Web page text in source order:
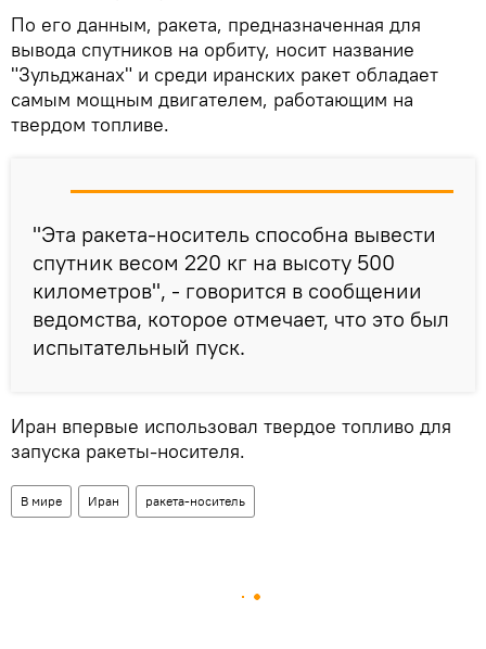
По его данным, ракета, предназначенная для
вывода спутников на орбиту, носит название
"Зульджанах" и среди иранских ракет обладает
самым мощным двигателем, работающим на
твердом топливе.
"Эта ракета-носитель способна вывести
спутник весом 220 кг на высоту 500
километров", - говорится в сообщении
ведомства, которое отмечает, что это был
испытательный пуск.
Иран впервые использовал твердое топливо для
запуска ракеты-носителя.
В мире Иран ракета-носитель